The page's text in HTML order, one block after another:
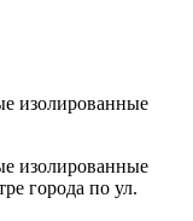
изолированные
изолированные
города по ул.